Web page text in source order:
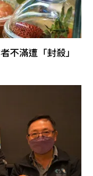
不滿遭「封殺」